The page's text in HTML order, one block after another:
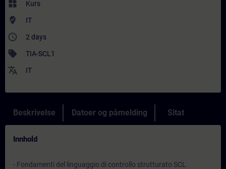
widgets Kurs
where_to_vote IT
access_time 2 days
sell TIA-SCL1
translate IT
Beskrivelse Datoer og påmelding Sitat
Innhold
- Fondamenti del linguaggio di controllo strutturato SCL